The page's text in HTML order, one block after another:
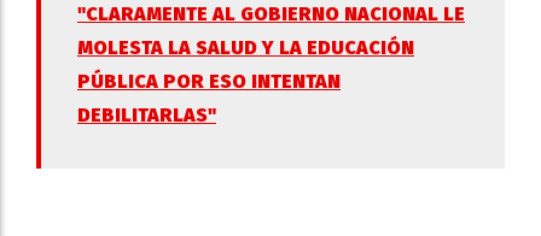
"CLARAMENTE AL GOBIERNO NACIONAL LE
MOLESTA LA SALUD Y LA EDUCACIÓN
PÚBLICA POR ESO INTENTAN
DEBILITARLAS"